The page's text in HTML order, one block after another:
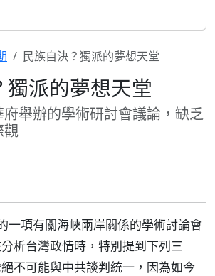
民族自決？獨派的夢想天堂
獨派的夢想天堂
舉辦的學術研討會議論，缺乏
觀
一項有關海峽兩岸關係的學術討論會
析台灣政情時，特別提到下列三
不可能與中共談判統一，因為如今